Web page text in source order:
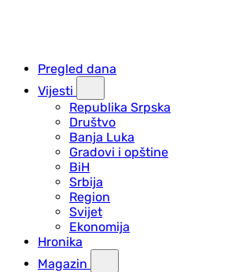
Pregled dana
Vijesti
Republika Srpska
Društvo
Banja Luka
Gradovi i opštine
BiH
Srbija
Region
Svijet
Ekonomija
Hronika
Magazin